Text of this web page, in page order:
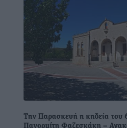
Την Παρασκευή η κηδεία του
Πανορμίτη Φαζεσκάκη –